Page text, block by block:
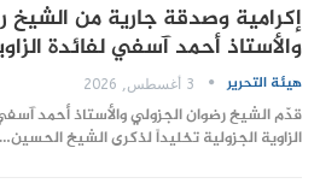
إكرامية وصدقة جارية من الشيخ
والأستاذ أحمد آسفي لفائدة
هيئة التحرير 3 أغسطس, 2026
قدّم الشيخ رضوان الجزولي والأستاذ أحمد
الزاوية الجزولية تخليداً لذكرى الشيخ الحسين…